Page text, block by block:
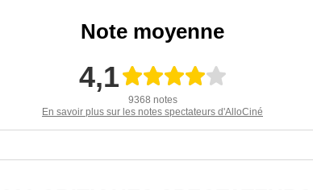
Note moyenne
4,1
9368 notes
En savoir plus sur les notes spectateurs d'AlloCiné